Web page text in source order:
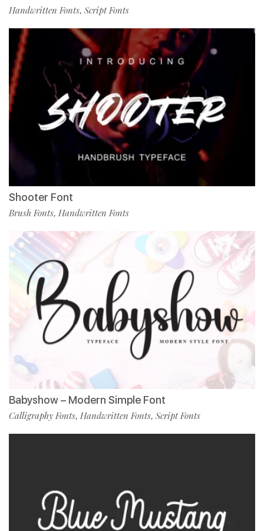
Handwritten Fonts, Script Fonts
Shooter Font
Brush Fonts, Handwritten Fonts
Babyshow – Modern Simple Font
Calligraphy Fonts, Handwritten Fonts, Script Fonts